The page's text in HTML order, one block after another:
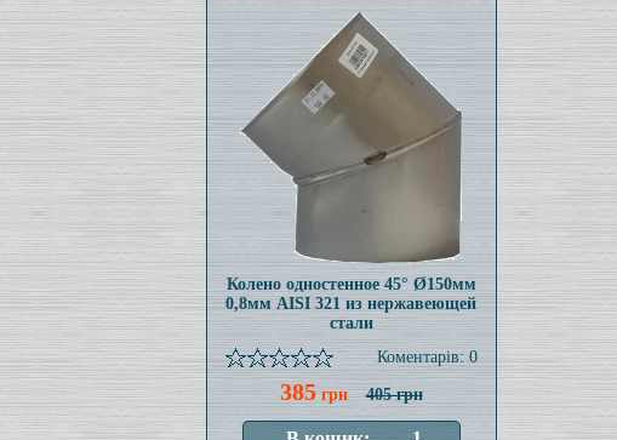
Колено одностенное 45° Ø150мм
0,8мм AISI 321 из нержавеющей
стали
Коментарів: 0
385грн 405 грн